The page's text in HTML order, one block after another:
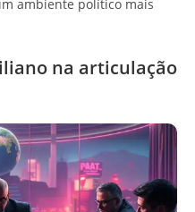
ambiente político mais
na articulação